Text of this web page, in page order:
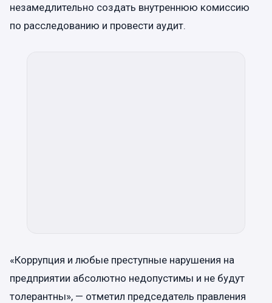
незамедлительно создать внутреннюю комиссию
по расследованию и провести аудит.
«Коррупция и любые преступные нарушения на
предприятии абсолютно недопустимы и не будут
толерантны», — отметил председатель правления